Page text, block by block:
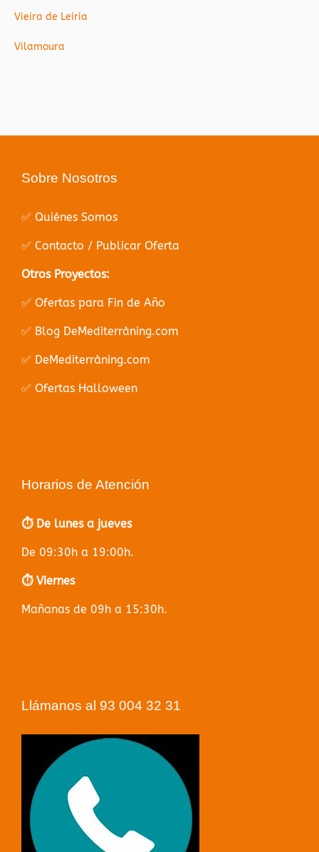
Vieira de Leiria
Vilamoura
Sobre Nosotros
✅ Quiénes Somos
✅ Contacto / Publicar Oferta
Otros Proyectos:
✅ Ofertas para Fin de Año
✅ Blog DeMediterràning.com
✅ DeMediterràning.com
✅ Ofertas Halloween
Horarios de Atención
⏱️ De lunes a jueves
De 09:30h a 19:00h.
⏱️ Viernes
Mañanas de 09h a 15:30h.
Llámanos al 93 004 32 31